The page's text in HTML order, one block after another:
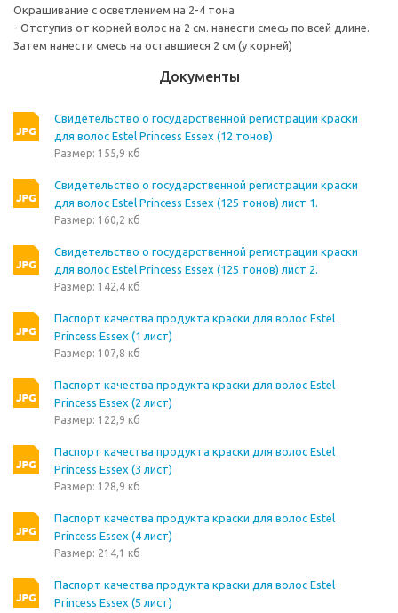
Окрашивание с осветлением на 2-4 тона
- Отступив от корней волос на 2 см. нанести смесь по всей длине.
Затем нанести смесь на оставшиеся 2 см (у корней)
Документы
Свидетельство о государственной регистрации краски
для волос Estel Princess Essex (12 тонов)
Размер: 155,9 кб
Свидетельство о государственной регистрации краски
для волос Estel Princess Essex (125 тонов) лист 1.
Размер: 160,2 кб
Свидетельство о государственной регистрации краски
для волос Estel Princess Essex (125 тонов) лист 2.
Размер: 142,4 кб
Паспорт качества продукта краски для волос Estel
Princess Essex (1 лист)
Размер: 107,8 кб
Паспорт качества продукта краски для волос Estel
Princess Essex (2 лист)
Размер: 122,9 кб
Паспорт качества продукта краски для волос Estel
Princess Essex (3 лист)
Размер: 128,9 кб
Паспорт качества продукта краски для волос Estel
Princess Essex (4 лист)
Размер: 214,1 кб
Паспорт качества продукта краски для волос Estel
Princess Essex (5 лист)